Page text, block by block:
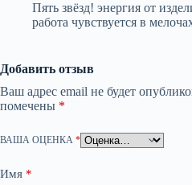
Пять звёзд! энергия от
работа чувствуется в
Добавить отзыв
Ваш адрес email не будет
помечены *
ВАША ОЦЕНКА *
Имя *